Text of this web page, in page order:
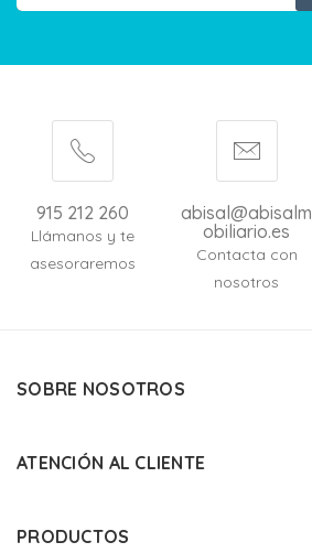
915 212 260
Llámanos y te
asesoraremos
abisal@abisalm
obiliario.es
Contacta con
nosotros
SOBRE NOSOTROS
ATENCIÓN AL CLIENTE
PRODUCTOS